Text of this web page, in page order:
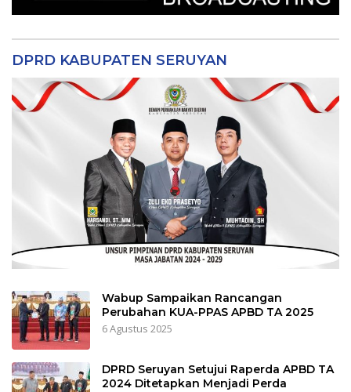
DPRD KABUPATEN SERUYAN
Wabup Sampaikan Rancangan
Perubahan KUA-PPAS APBD TA 2025
6 Agustus 2025
DPRD Seruyan Setujui Raperda APBD TA
2024 Ditetapkan Menjadi Perda